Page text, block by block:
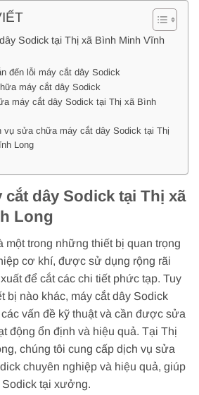
Sodick tại Thị xã Bình Minh Vĩnh
đến lỗi máy cắt dây Sodick
máy cắt dây Sodick
máy cắt dây Sodick tại Thị xã Bình
vụ sửa chữa máy cắt dây Sodick tại Thị
Long
dây Sodick tại Thị xã
Long
một trong những thiết bị quan trọng
cơ khí, được sử dụng rộng rãi
để cắt các chi tiết phức tạp. Tuy
bị nào khác, máy cắt dây Sodick
vấn đề kỹ thuật và cần được sửa
động ổn định và hiệu quả. Tại Thị
chúng tôi cung cấp dịch vụ sửa
chuyên nghiệp và hiệu quả, giúp
tại xưởng.